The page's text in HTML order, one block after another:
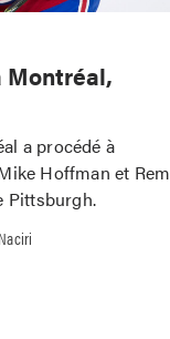
Montréal,
a procédé à
Hoffman et Rem
Pittsburgh.